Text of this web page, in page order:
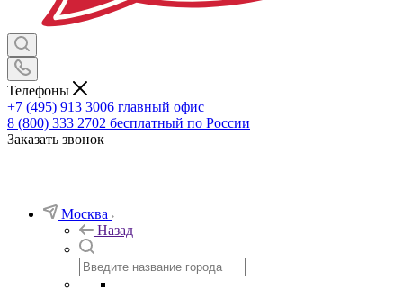
Телефоны
+7 (495) 913 3006 главный офис
8 (800) 333 2702 бесплатный по России
Заказать звонок
Москва
Назад